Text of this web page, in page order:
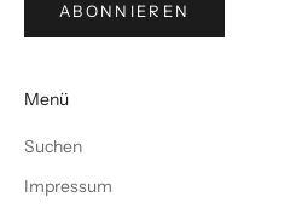
ABONNIEREN
Menü
Suchen
Impressum